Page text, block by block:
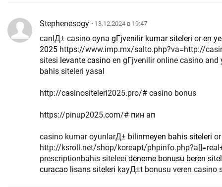
Stephenesogy • 13.12.2024 в 19:47
canlД± casino oyna gГјvenilir kumar siteleri oren
2025
sitesi levante casino en gГјvenilir online casino and
bahis siteleri yasal
http://casinositeleri2025.pro/# casino bonus
https://pinup2025.com/# пин ап
casino kumar oyunlarД± bilinmeyen bahis siteleri
http://ksroll.net/shop/koreapt/
prescriptionbahis siteleei deneme bonusu beren
curacao lisans siteleri kayД±t bonusu veren casino